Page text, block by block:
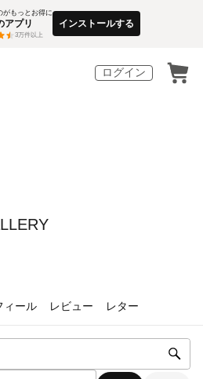
がもっとお得に
アプリ
3万件以上
インストールする
ログイン
ィール レビュー レター